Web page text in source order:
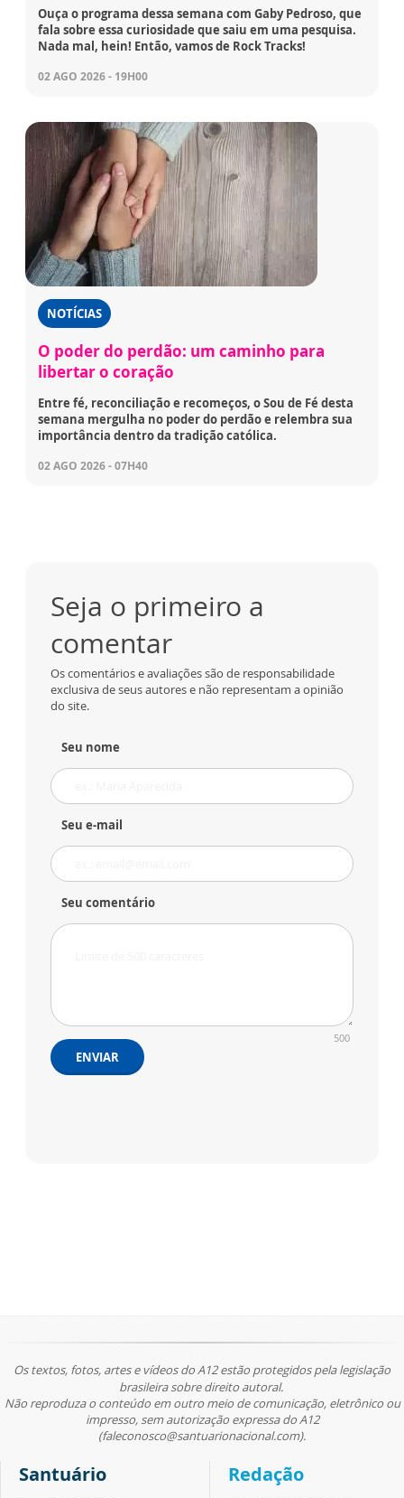
Ouça o programa dessa semana com Gaby Pedroso, que
fala sobre essa curiosidade que saiu em uma pesquisa.
Nada mal, hein! Então, vamos de Rock Tracks!
02 AGO 2026 - 19H00
NOTÍCIAS
O poder do perdão: um caminho para
libertar o coração
Entre fé, reconciliação e recomeços, o Sou de Fé desta
semana mergulha no poder do perdão e relembra sua
importância dentro da tradição católica.
02 AGO 2026 - 07H40
Seja o primeiro a
comentar
Os comentários e avaliações são de responsabilidade
exclusiva de seus autores e não representam a opinião
do site.
Seu nome
Seu e-mail
Seu comentário
500
ENVIAR
Os textos, fotos, artes e vídeos do A12 estão protegidos pela legislação
brasileira sobre direito autoral.
Não reproduza o conteúdo em outro meio de comunicação, eletrônico ou
impresso, sem autorização expressa do A12
(faleconosco@santuarionacional.com).
Santuário Redação